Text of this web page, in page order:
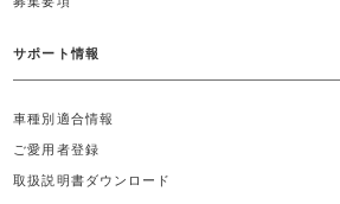
サポート情報
車種別適合情報
ご愛用者登録
取扱説明書ダウンロード